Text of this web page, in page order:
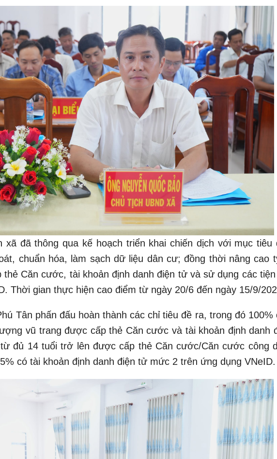
xã đã thông qua kế hoạch triển khai chiến dịch với mục tiêu
chuẩn hóa, làm sạch dữ liệu dân cư; đồng thời nâng cao
Căn cước, tài khoản định danh điện tử và sử dụng các
Thời gian thực hiện cao điểm từ ngày 20/6 đến ngày 15/9/
Tân phấn đấu hoàn thành các chỉ tiêu đề ra, trong đó 100%
vũ trang được cấp thẻ Căn cước và tài khoản định danh
đủ 14 tuổi trở lên được cấp thẻ Căn cước/Căn cước công
có tài khoản định danh điện tử mức 2 trên ứng dụng VNeID.